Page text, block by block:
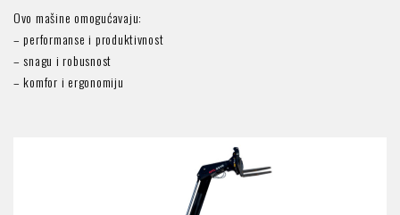
Ovo mašine omogućavaju:
– performanse i produktivnost
– snagu i robusnost
– komfor i ergonomiju